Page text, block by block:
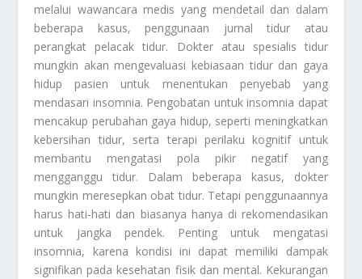
melalui wawancara medis yang mendetail dan dalam
beberapa kasus, penggunaan jurnal tidur atau
perangkat pelacak tidur. Dokter atau spesialis tidur
mungkin akan mengevaluasi kebiasaan tidur dan gaya
hidup pasien untuk menentukan penyebab yang
mendasari insomnia. Pengobatan untuk insomnia dapat
mencakup perubahan gaya hidup, seperti meningkatkan
kebersihan tidur, serta terapi perilaku kognitif untuk
membantu mengatasi pola pikir negatif yang
mengganggu tidur. Dalam beberapa kasus, dokter
mungkin meresepkan obat tidur. Tetapi penggunaannya
harus hati-hati dan biasanya hanya di rekomendasikan
untuk jangka pendek. Penting untuk mengatasi
insomnia, karena kondisi ini dapat memiliki dampak
signifikan pada kesehatan fisik dan mental. Kekurangan